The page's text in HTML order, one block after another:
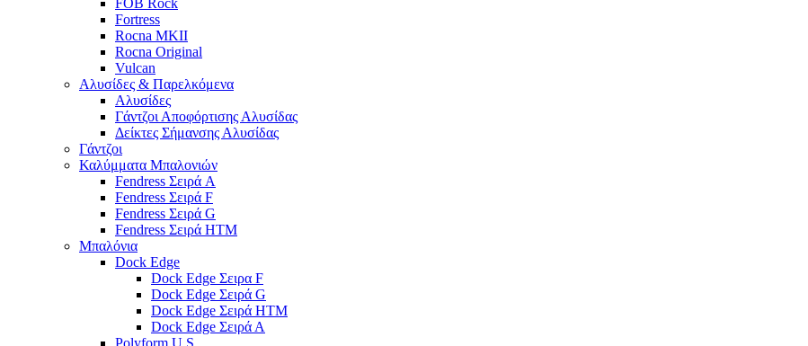
FOB Rock
Fortress
Rocna MKII
Rocna Original
Vulcan
Αλυσίδες & Παρελκόμενα
Αλυσίδες
Γάντζοι Αποφόρτισης Αλυσίδας
Δείκτες Σήμανσης Αλυσίδας
Γάντζοι
Καλύμματα Μπαλονιών
Fendress Σειρά A
Fendress Σειρά F
Fendress Σειρά G
Fendress Σειρά HTM
Μπαλόνια
Dock Edge
Dock Edge Σειρα F
Dock Edge Σειρά G
Dock Edge Σειρά HTM
Dock Edge Σειρά Α
Polyform U.S.